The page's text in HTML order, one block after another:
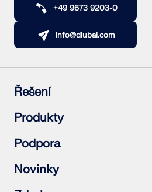
+49 9673 9203-0
info@dlubal.com
Řešení
Železobetonové konstrukce
Ocelové konstrukce
Dřevěné konstrukce
Ocelové přípoje
Produkty
RFEM 6
RSTAB 9
RSECTION 1
RWIND 3
Podpora
Často kladené dotazy (FAQ)
Položit individuální dotaz
Mapy zatížení sněhem, rychlosti
Novinky